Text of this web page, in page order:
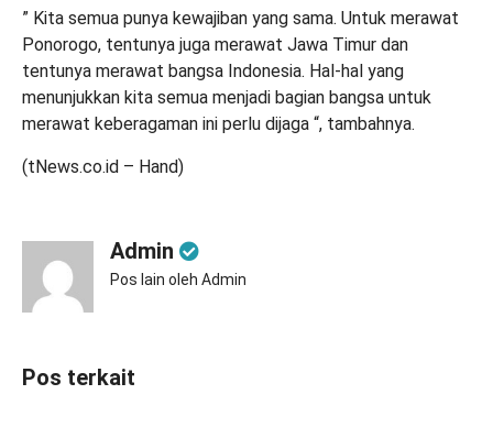
” Kita semua punya kewajiban yang sama. Untuk merawat
Ponorogo, tentunya juga merawat Jawa Timur dan
tentunya merawat bangsa Indonesia. Hal-hal yang
menunjukkan kita semua menjadi bagian bangsa untuk
merawat keberagaman ini perlu dijaga “, tambahnya.
(tNews.co.id – Hand)
Admin
Pos lain oleh Admin
Pos terkait